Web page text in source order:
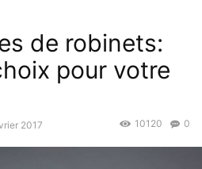
de robinets:
pour votre
2017 0
10120